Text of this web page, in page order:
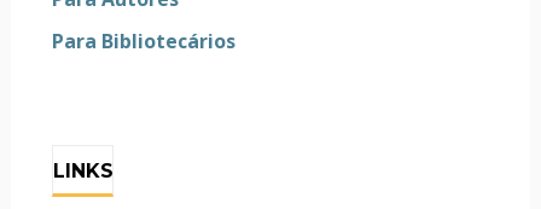
Para Bibliotecários
LINKS